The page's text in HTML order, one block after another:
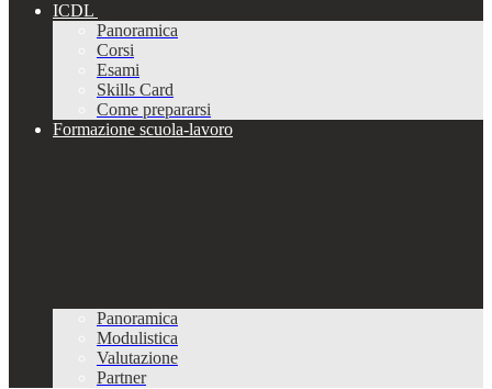
ICDL
Panoramica
Corsi
Esami
Skills Card
Come prepararsi
Formazione scuola-lavoro
Panoramica
Modulistica
Valutazione
Partner